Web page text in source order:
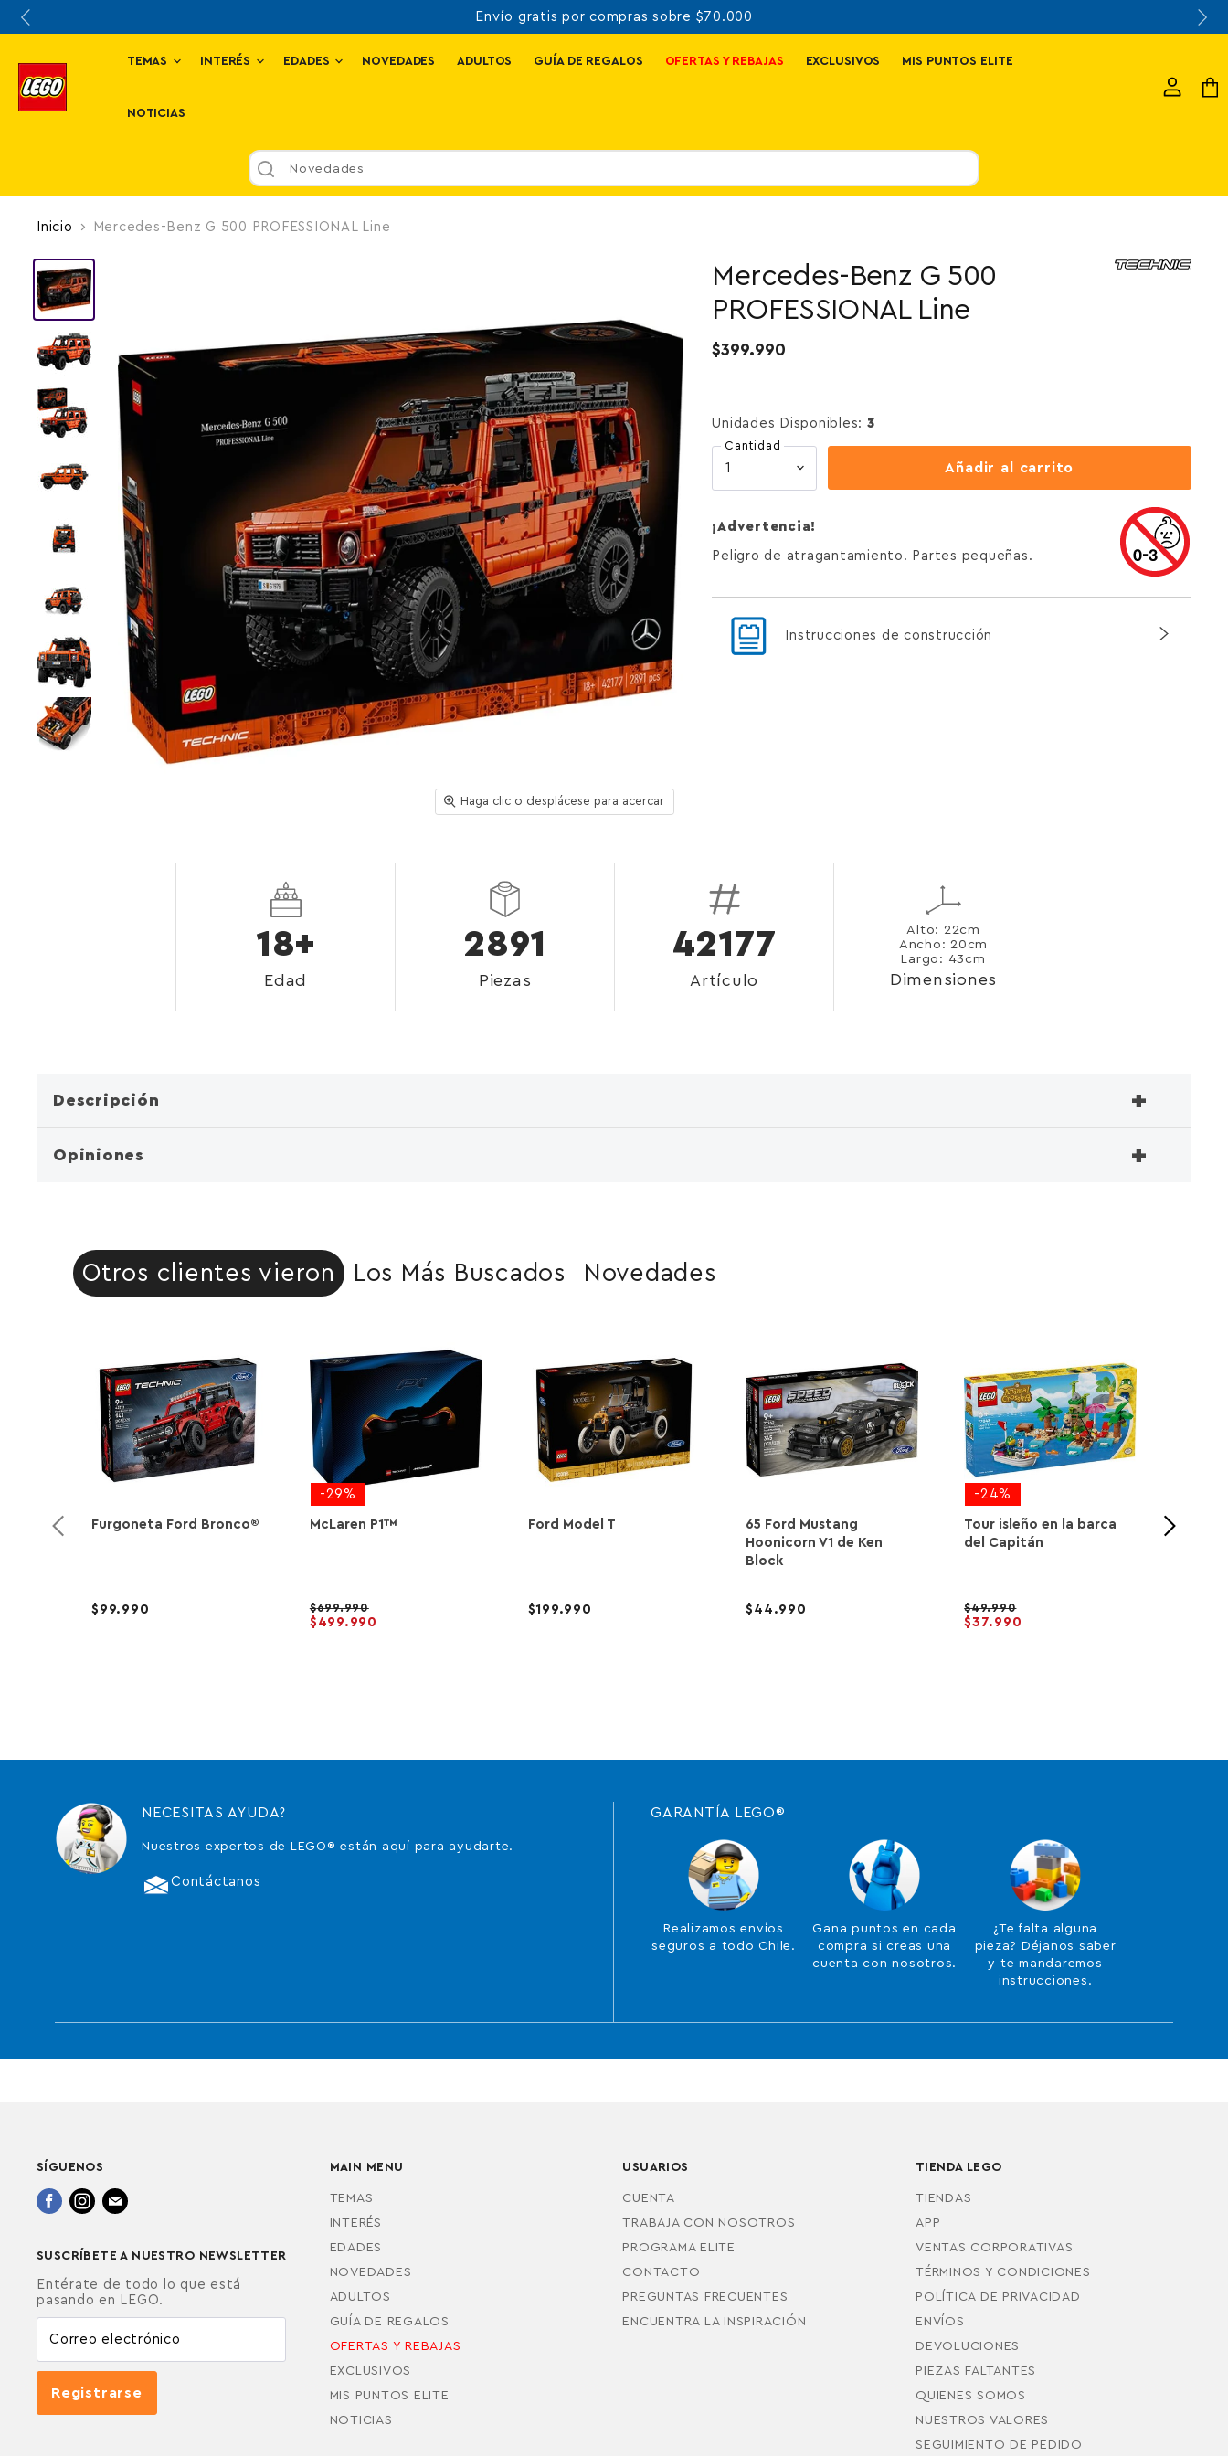
3 y 6 cuotas precio contado
TEMAS INTERÉS EDADES NOVEDADES ADULTOS GUÍA DE REGALOS OFERTAS Y REBAJAS EXCLUSIVOS MIS PUNTOS ELITE
NOTICIAS
Novedades
Inicio Mercedes-Benz G 500 PROFESSIONAL Line
Haga clic o desplácese para acercar
Mercedes-Benz G 500
PROFESSIONAL Line
$399.990
Unidades Disponibles: 3
Cantidad
Añadir al carrito
¡Advertencia!
Peligro de atragantamiento. Partes pequeñas.
Instrucciones de construcción
18+
Edad
2891
Piezas
42177
Artículo
Alto: 22cm
Ancho: 20cm
Largo: 43cm
Dimensiones
Descripción +
Opiniones +
Otros clientes vieron Los Más Buscados Novedades
Furgoneta Ford Bronco®
99.990
-29%
McLaren P1™
699.990
499.990
Ford Model T
199.990
65 Ford Mustang
Hoonicorn V1 de Ken
Block
44.990
-24%
Tour isleño en la barca
del Capitán
49.990
37.990
NECESITAS AYUDA?
Nuestros expertos de LEGO® están aquí para ayudarte.
Contáctanos
GARANTÍA LEGO®
Realizamos envíos
seguros a todo Chile.
Gana puntos en cada
compra si creas una
cuenta con nosotros.
¿Te falta alguna
pieza? Déjanos saber
y te mandaremos
instrucciones.
SÍGUENOS
Encuéntrenos
Encuéntrenos
Encuéntrenos
SUSCRÍBETE A NUESTRO NEWSLETTER
Entérate de todo lo que está
pasando en LEGO.
Correo electrónico
Registrarse
MAIN MENU
TEMAS
INTERÉS
EDADES
NOVEDADES
ADULTOS
GUÍA DE REGALOS
OFERTAS Y REBAJAS
EXCLUSIVOS
MIS PUNTOS ELITE
NOTICIAS
USUARIOS
CUENTA
TRABAJA CON NOSOTROS
PROGRAMA ELITE
CONTACTO
PREGUNTAS FRECUENTES
ENCUENTRA LA INSPIRACIÓN
TIENDA LEGO
TIENDAS
APP
VENTAS CORPORATIVAS
TÉRMINOS Y CONDICIONES
POLÍTICA DE PRIVACIDAD
ENVÍOS
DEVOLUCIONES
PIEZAS FALTANTES
QUIENES SOMOS
NUESTROS VALORES
SEGUIMIENTO DE PEDIDO